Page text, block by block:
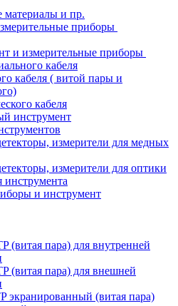
материалы и пр.
приборы
и измерительные приборы
кабеля
кабеля ( витой пары и
кабеля
инструмент
измерители для медных
измерители для оптики
и инструмент
(витая пара) для внутренней
(витая пара) для внешней
экранированный (витая пара)